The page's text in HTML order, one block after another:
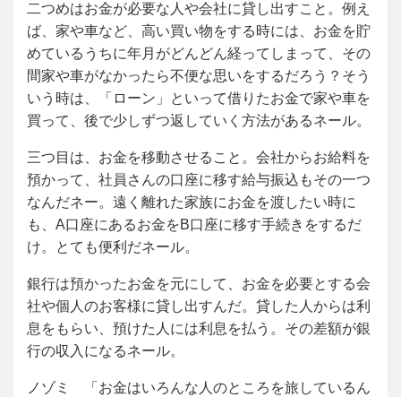
二つめはお金が必要な人や会社に貸し出すこと。例え
ば、家や車など、高い買い物をする時には、お金を貯
めているうちに年月がどんどん経ってしまって、その
間家や車がなかったら不便な思いをするだろう？そう
いう時は、「ローン」といって借りたお金で家や車を
買って、後で少しずつ返していく方法があるネール。
三つ目は、お金を移動させること。会社からお給料を
預かって、社員さんの口座に移す給与振込もその一つ
なんだネー。遠く離れた家族にお金を渡したい時に
も、A口座にあるお金をB口座に移す手続きをするだ
け。とても便利だネール。
銀行は預かったお金を元にして、お金を必要とする会
社や個人のお客様に貸し出すんだ。貸した人からは利
息をもらい、預けた人には利息を払う。その差額が銀
行の収入になるネール。
ノゾミ 「お金はいろんな人のところを旅しているん